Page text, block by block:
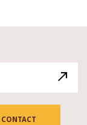
CONTACT